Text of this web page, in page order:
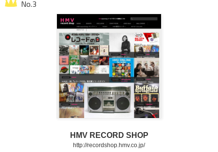
HMV RECORD SHOP
http://recordshop.hmv.co.jp/